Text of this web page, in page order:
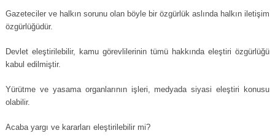
Gazeteciler ve halkın sorunu olan böyle bir özgürlük aslında halkın iletişim
özgürlüğüdür.
Devlet eleştirilebilir, kamu görevlilerinin tümü hakkında eleştiri özgürlüğü
kabul edilmiştir.
Yürütme ve yasama organlarının işleri, medyada siyasi eleştiri konusu
olabilir.
Acaba yargı ve kararları eleştirilebilir mi?